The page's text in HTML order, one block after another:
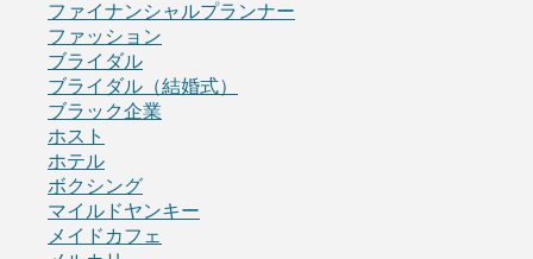
ファイナンシャルプランナー
ファッション
ブライダル
ブライダル（結婚式）
ブラック企業
ホスト
ホテル
ボクシング
マイルドヤンキー
メイドカフェ